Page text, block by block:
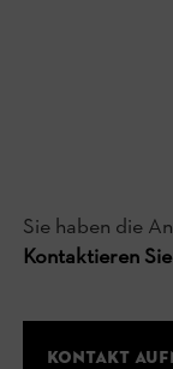
Sie haben die
Kontaktieren
Kontakt